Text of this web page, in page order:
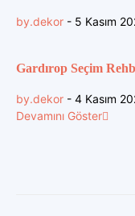
by.dekor - 5 Kasım
Gardırop Seçim
by.dekor - 4 Kasım
Devamını Göster